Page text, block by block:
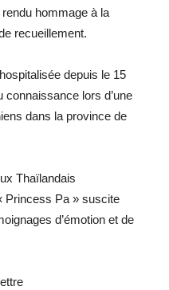
hommage à la
recueillement.
depuis le 15
lors d’une
dans la province de
Thaïlandais
Princess Pa » suscite
d’émotion et de